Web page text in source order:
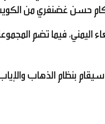
حسن غضنفري من
اليمني، فيما تضم
بنظام الذهاب